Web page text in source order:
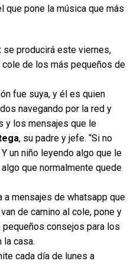
que pone la música que más
se producirá este viernes,
de los más pequeños de
fue suya, y él es quien
navegando por la red y
y los mensajes que le
, su padre y jefe. “Si no
un niño leyendo algo que le
que normalmente quede
a mensajes de whatsapp que
de camino al cole, pone y
consejos para los
la casa.
cada día de lunes a